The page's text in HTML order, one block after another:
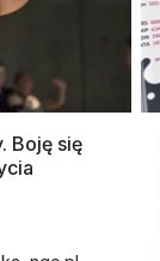
Boję się